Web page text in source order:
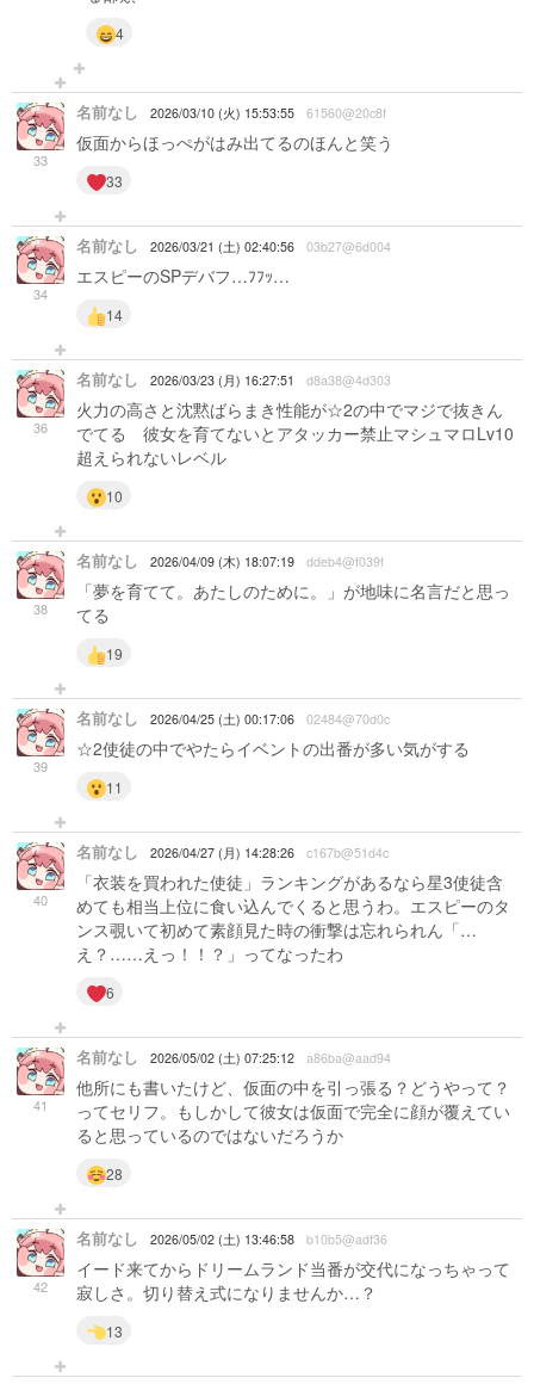
4
33
名前なし 2026/03/10 (火) 15:53:55 61560@20c8f
仮面からほっぺがはみ出てるのほんと笑う
33
34
名前なし 2026/03/21 (土) 02:40:56 03b27@6d004
エスピーのSPデバフ…ﾌﾌｯ…
14
36
名前なし 2026/03/23 (月) 16:27:51 d8a38@4d303
火力の高さと沈黙ばらまき性能が☆2の中でマジで抜きん
でてる 彼女を育てないとアタッカー禁止マシュマロLv10
超えられないレベル
10
38
名前なし 2026/04/09 (木) 18:07:19 ddeb4@f039f
「夢を育てて。あたしのために。」が地味に名言だと思っ
てる
19
39
名前なし 2026/04/25 (土) 00:17:06 02484@70d0c
☆2使徒の中でやたらイベントの出番が多い気がする
11
40
名前なし 2026/04/27 (月) 14:28:26 c167b@51d4c
「衣装を買われた使徒」ランキングがあるなら星3使徒含
めても相当上位に食い込んでくると思うわ。エスピーのタ
ンス覗いて初めて素顔見た時の衝撃は忘れられん「…
え？……えっ！！？」ってなったわ
6
41
名前なし 2026/05/02 (土) 07:25:12 a86ba@aad94
他所にも書いたけど、仮面の中を引っ張る？どうやって？
ってセリフ。もしかして彼女は仮面で完全に顔が覆えてい
ると思っているのではないだろうか
28
42
名前なし 2026/05/02 (土) 13:46:58 b10b5@adf36
イード来てからドリームランド当番が交代になっちゃって
寂しさ。切り替え式になりませんか…？
13